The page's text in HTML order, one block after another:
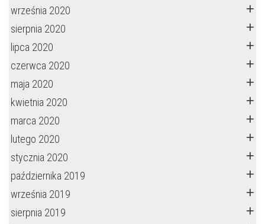
września 2020
sierpnia 2020
lipca 2020
czerwca 2020
maja 2020
kwietnia 2020
marca 2020
lutego 2020
stycznia 2020
października 2019
września 2019
sierpnia 2019